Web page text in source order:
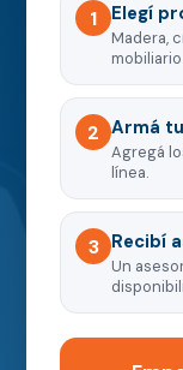
1 Elegí
Madera,
mobiliario.
2 Armá
Agregá
línea.
3 Recibí
Un